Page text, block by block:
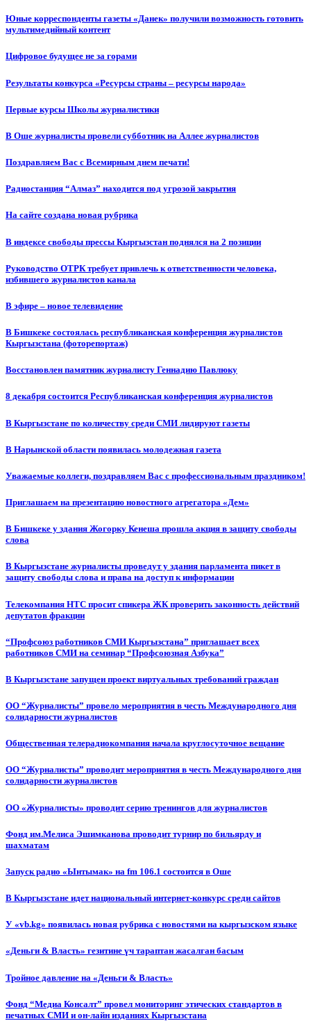
Юные корреспонденты газеты «Данек» получили возможность готовить
мультимедийный контент
Цифровое будущее не за горами
Результаты конкурса «Ресурсы страны – ресурсы народа»
Первые курсы Школы журналистики
В Оше журналисты провели субботник на Аллее журналистов
Поздравляем Вас с Всемирным днем печати!
Радиостанция “Алмаз” находится под угрозой закрытия
На сайте создана новая рубрика
В индексе свободы прессы Кыргызстан поднялся на 2 позиции
Руководство ОТРК требует привлечь к ответственности человека,
избившего журналистов канала
В эфире – новое телевидение
В Бишкеке состоялась республиканская конференция журналистов
Кыргызстана (фоторепортаж)
Восстановлен памятник журналисту Геннадию Павлюку
8 декабря состоится Республиканская конференция журналистов
В Кыргызстане по количеству среди СМИ лидируют газеты
В Нарынской области появилась молодежная газета
Уважаемые коллеги, поздравляем Вас с профессиональным праздником!
Приглашаем на презентацию новостного агрегатора «Дем»
В Бишкеке у здания Жогорку Кенеша прошла акция в защиту свободы
слова
В Кыргызстане журналисты проведут у здания парламента пикет в
защиту свободы слова и права на доступ к информации
Телекомпания НТС просит спикера ЖК проверить законность действий
депутатов фракции
“Профсоюз работников СМИ Кыргызстана” приглашает всех
работников СМИ на семинар “Профсоюзная Азбука”
В Кыргызстане запущен проект виртуальных требований граждан
ОО “Журналисты” провело мероприятия в честь Международного дня
солидарности журналистов
Общественная телерадиокомпания начала круглосуточное вещание
ОО “Журналисты” проводит мероприятия в честь Международного дня
солидарности журналистов
ОО «Журналисты» проводит серию тренингов для журналистов
Фонд им.Мелиса Эшимканова проводит турнир по бильярду и
шахматам
Запуск радио «Ынтымак» на fm 106.1 состоится в Оше
В Кыргызстане идет национальный интернет-конкурс среди сайтов
У «vb.kg» появилась новая рубрика с новостями на кыргызском языке
«Деньги & Власть» гезитине үч тараптан жасалган басым
Тройное давление на «Деньги & Власть»
Фонд “Медиа Консалт” провел мониторинг этических стандартов в
печатных СМИ и он-лайн изданиях Кыргызстана